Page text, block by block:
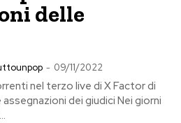
delle
- 09/11/2022
nel terzo live di X Factor di
dei giudici Nei giorni